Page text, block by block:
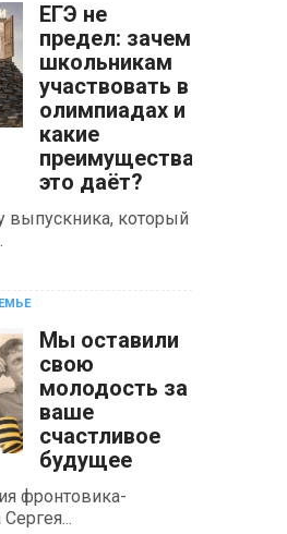
ЕГЭ не
предел: зачем
школьникам
участвовать в
олимпиадах и
какие
преимущества
это даёт?
выпускника, который
Мы оставили
свою
молодость за
ваше
счастливое
будущее
фронтовика-